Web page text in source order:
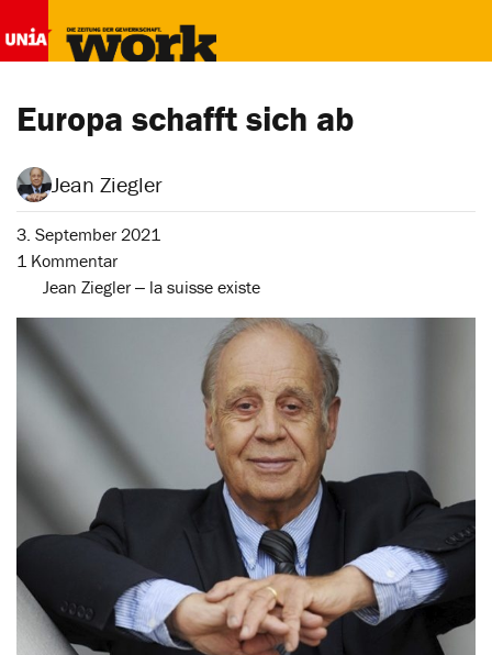
Europa schafft sich ab
Jean Ziegler
3. September 2021
1 Kommentar
Jean Ziegler ‒ la suisse existe